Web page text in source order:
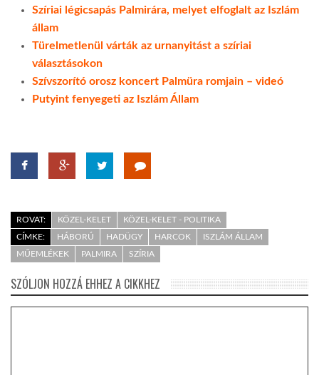
Szíriai légicsapás Palmirára, melyet elfoglalt az Iszlám
állam
Türelmetlenül várták az urnanyitást a szíriai
választásokon
Szívszorító orosz koncert Palmüra romjain – videó
Putyint fenyegeti az Iszlám Állam
ROVAT: KÖZEL-KELET
KÖZEL-KELET - POLITIKA
CÍMKE:
HÁBORÚ HADÜGY HARCOK
ISZLÁM ÁLLAM
MŰEMLÉKEK
PALMIRA SZÍRIA
SZÓLJON HOZZÁ EHHEZ A CIKKHEZ